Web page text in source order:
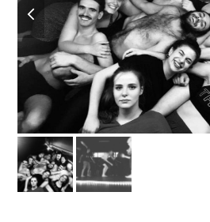
slide